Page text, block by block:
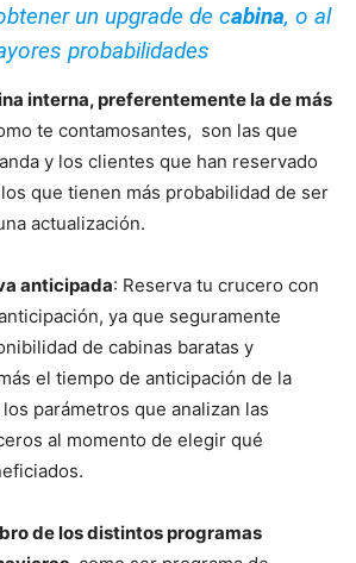
un upgrade de cabina, o al
probabilidades
interna, preferentemente la de más
te contamosantes, son las que
y los clientes que han reservado
que tienen más probabilidad de ser
actualización.
anticipada: Reserva tu crucero con
ya que seguramente
de cabinas baratas y
el tiempo de anticipación de la
parámetros que analizan las
al momento de elegir qué
de los distintos programas